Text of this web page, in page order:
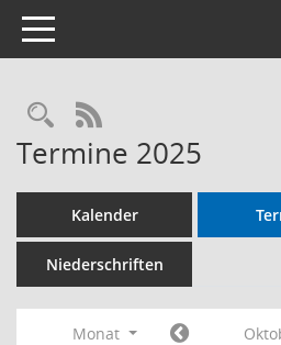
Toggle navigation
RSS-Feed
Termine 2025
Kalender
Niederschriften
Monat